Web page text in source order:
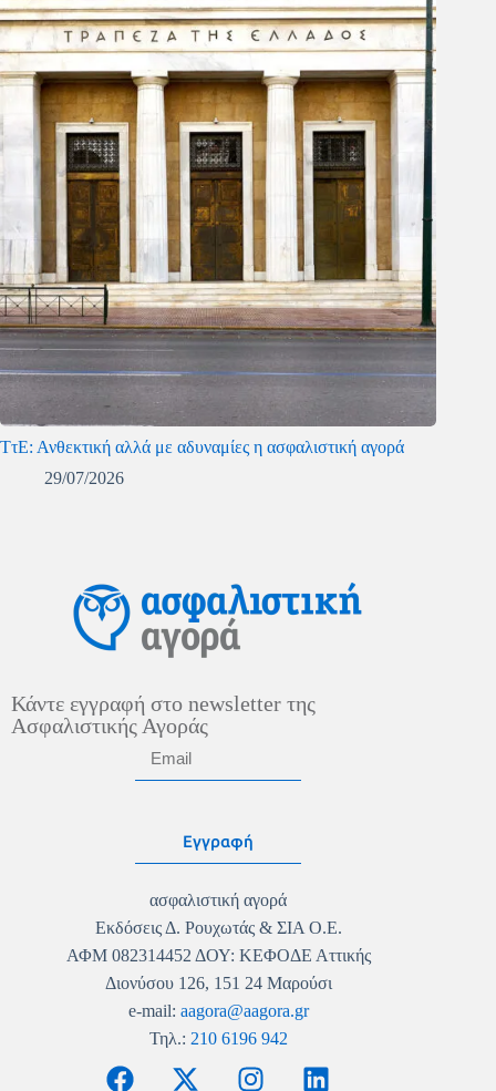
ΤτΕ: Ανθεκτική αλλά με αδυναμίες η ασφαλιστική αγορά
29/07/2026
Κάντε εγγραφή στο newsletter της
Ασφαλιστικής Αγοράς
Εγγραφή
ασφαλιστική αγορά
Εκδόσεις Δ. Ρουχωτάς & ΣΙΑ Ο.Ε.
ΑΦΜ 082314452 ΔΟΥ: ΚΕΦΟΔΕ Αττικής
Διονύσου 126, 151 24 Μαρούσι
e-mail: aagora@aagora.gr
Τηλ.: 210 6196 942